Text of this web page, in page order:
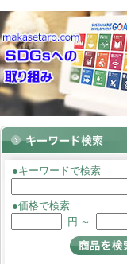
●キーワードで検索
●価格で検索
円 ～